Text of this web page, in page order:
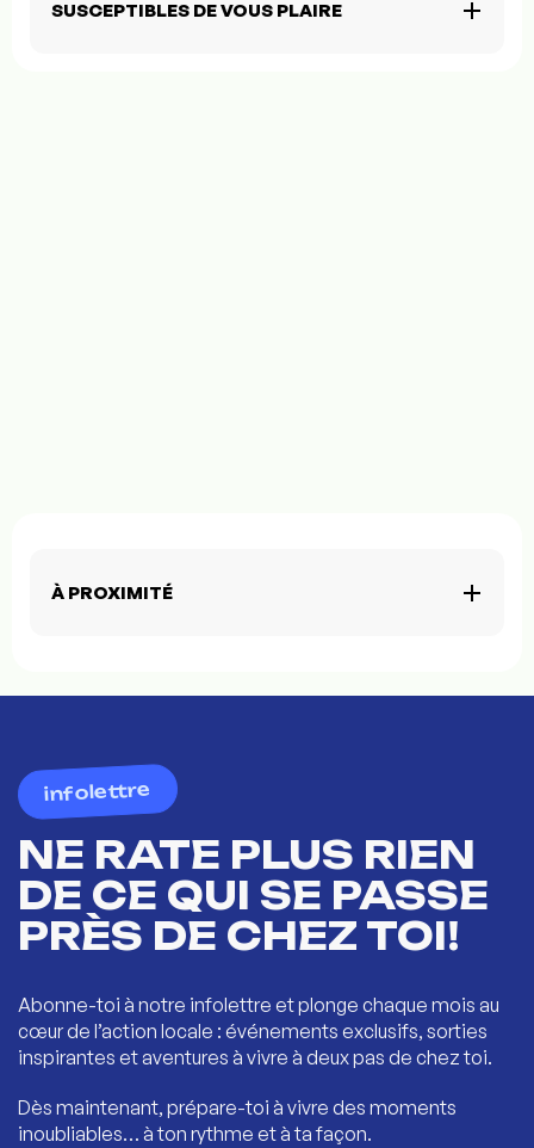
SUSCEPTIBLES DE VOUS PLAIRE
À PROXIMITÉ
infolettre
NE RATE PLUS RIEN
DE CE QUI SE PASSE
PRÈS DE CHEZ TOI!
Abonne-toi à notre infolettre et plonge chaque mois au
cœur de l’action locale : événements exclusifs, sorties
inspirantes et aventures à vivre à deux pas de chez toi.
Dès maintenant, prépare-toi à vivre des moments
inoubliables… à ton rythme et à ta façon.